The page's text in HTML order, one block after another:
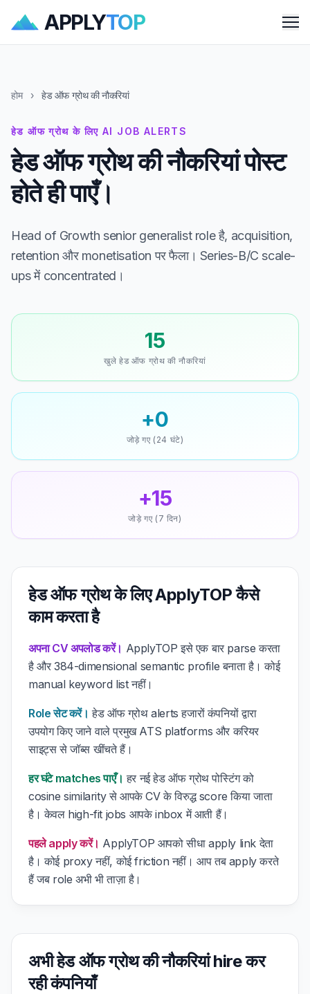
APPLYTOP
होम › हेड ऑफ ग्रोथ की नौकरियां
हेड ऑफ ग्रोथ के लिए AI JOB ALERTS
हेड ऑफ ग्रोथ की नौकरियां पोस्ट
होते ही पाएँ।
Head of Growth senior generalist role है, acquisition,
retention और monetisation पर फैला। Series-B/C scale-
ups में concentrated।
15
खुले हेड ऑफ ग्रोथ की नौकरियां
+0
जोड़े गए (24 घंटे)
+15
जोड़े गए (7 दिन)
हेड ऑफ ग्रोथ के लिए ApplyTOP कैसे
काम करता है
अपना CV अपलोड करें। ApplyTOP इसे एक बार parse करता
है और 384-dimensional semantic profile बनाता है। कोई
manual keyword list नहीं।
Role सेट करें। हेड ऑफ ग्रोथ alerts हजारों कंपनियों द्वारा
उपयोग किए जाने वाले प्रमुख ATS platforms और करियर
साइट्स से जॉब्स खींचते हैं।
हर घंटे matches पाएँ। हर नई हेड ऑफ ग्रोथ पोस्टिंग को
cosine similarity से आपके CV के विरुद्ध score किया जाता
है। केवल high-fit jobs आपके inbox में आती हैं।
पहले apply करें। ApplyTOP आपको सीधा apply link देता
है। कोई proxy नहीं, कोई friction नहीं। आप तब apply करते
हैं जब role अभी भी ताज़ा है।
अभी हेड ऑफ ग्रोथ की नौकरियां hire कर
रही कंपनियाँ